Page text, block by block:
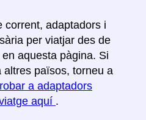
corrent, adaptadors i
per viatjar des de
aquesta pàgina. Si
altres països, torneu a
a adaptadors
aquí .